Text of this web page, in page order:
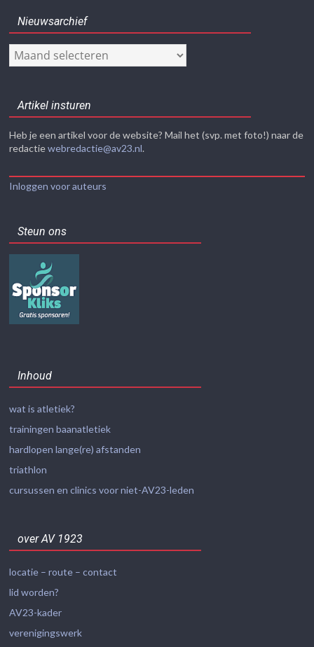
Nieuwsarchief
Nieuwsarchief
Artikel insturen
Heb je een artikel voor de website? Mail het (svp. met foto!) naar de
redactiewebredactie@av23.nl.
Inloggen voor auteurs
Steun ons
Inhoud
wat is atletiek?
trainingen baanatletiek
hardlopen lange(re) afstanden
triathlon
cursussen en clinics voor niet-AV23-leden
over AV 1923
locatie – route – contact
lid worden?
AV23-kader
verenigingswerk